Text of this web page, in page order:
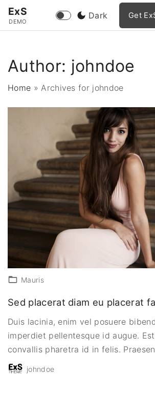
i
ExS
DEMO
Dark Get
Author: johndoe
Home »Archives for johndoe
Mauris
Sed placerat diam eu placerat
Duis lacinia, enim vel posuere
imperdiet pellentesque id augue.
convallis pharetra id in felis.
johndoe